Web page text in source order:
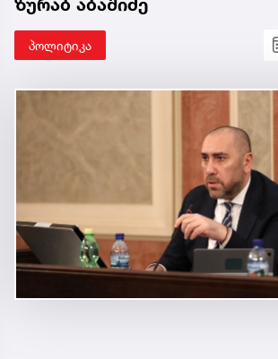
პოლიტიკა